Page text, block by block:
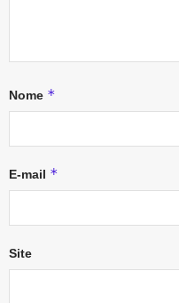
Nome *
E-mail *
Site